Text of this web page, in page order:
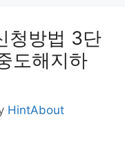
청방법 3단
도해지하
HintAbout